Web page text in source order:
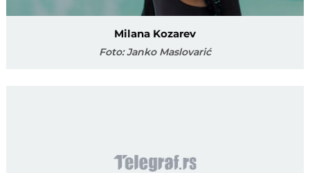
Milana Kozarev
Foto: Janko Maslovarić